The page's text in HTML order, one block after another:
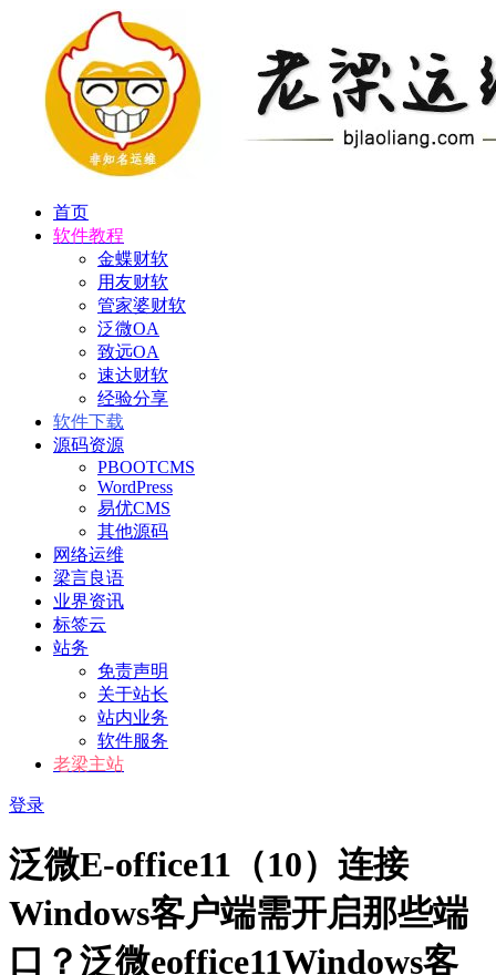
首页
软件教程
金蝶财软
用友财软
管家婆财软
泛微OA
致远OA
速达财软
经验分享
软件下载
源码资源
PBOOTCMS
WordPress
易优CMS
其他源码
网络运维
梁言良语
业界资讯
标签云
站务
免责声明
关于站长
站内业务
软件服务
老梁主站
登录
泛微E-office11（10）连接
Windows客户端需开启那些端
口？泛微eoffice11Windows客